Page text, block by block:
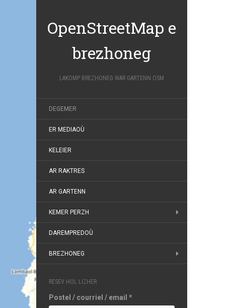
OpenStreetMap e
brezhoneg
LAKOMP BREZHONEG WAR GARTENN OSM
DEGEMER
ER MEDIAOÙ
KELEIER
AR RAKTRES
AR GARTENN
KEMER PERZH
DAREMPREDOÙ
BREZHONEG
RESEV HOL LIZHER
Postel / courriel / email *